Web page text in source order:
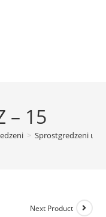
– 15
> Sprostgredzeni uz
Next Product